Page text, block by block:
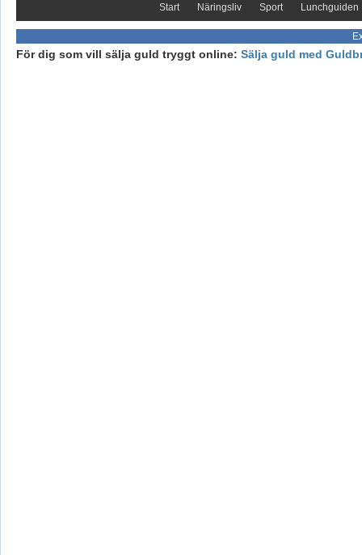
Start Näringsliv Sport Lunchguiden
För dig som vill sälja guld tryggt online: Sälja guld med